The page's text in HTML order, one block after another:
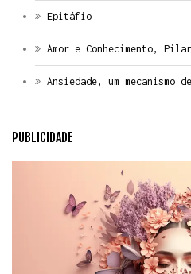
Epitáfio
Amor e Conhecimento,
Ansiedade, um mecanismo
PUBLICIDADE